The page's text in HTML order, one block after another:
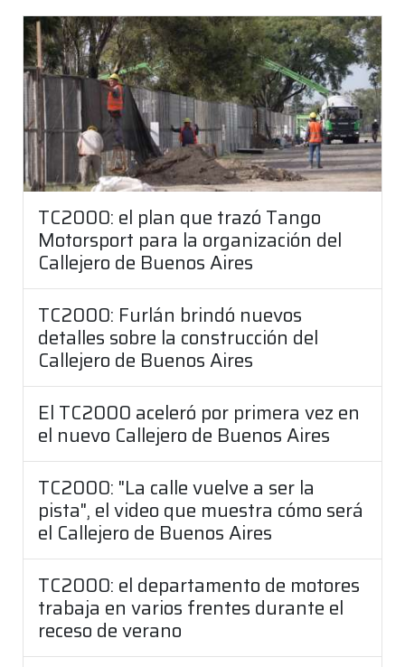
TC2000: el plan que trazó Tango
Motorsport para la organización del
Callejero de Buenos Aires
TC2000: Furlán brindó nuevos
detalles sobre la construcción del
Callejero de Buenos Aires
El TC2000 aceleró por primera vez en
el nuevo Callejero de Buenos Aires
TC2000: "La calle vuelve a ser la
pista", el video que muestra cómo será
el Callejero de Buenos Aires
TC2000: el departamento de motores
trabaja en varios frentes durante el
receso de verano